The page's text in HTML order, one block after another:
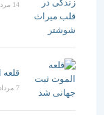
14 مرداد 1405 /
قلعه
/